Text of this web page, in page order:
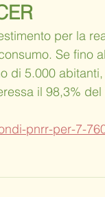
per la
Se fino
di 5.000
il 98,3% del
pnrr-per-7-